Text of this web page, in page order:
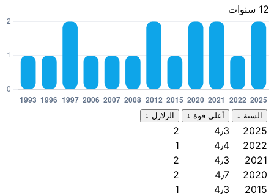
12 سنوات
السنة ↓ أعلى قوة ↕ الزلازل ↕
2025 4٫3
2
2022
4٫4
1
2021
4٫3
2
2020
4٫7
2
2015
4٫3
1